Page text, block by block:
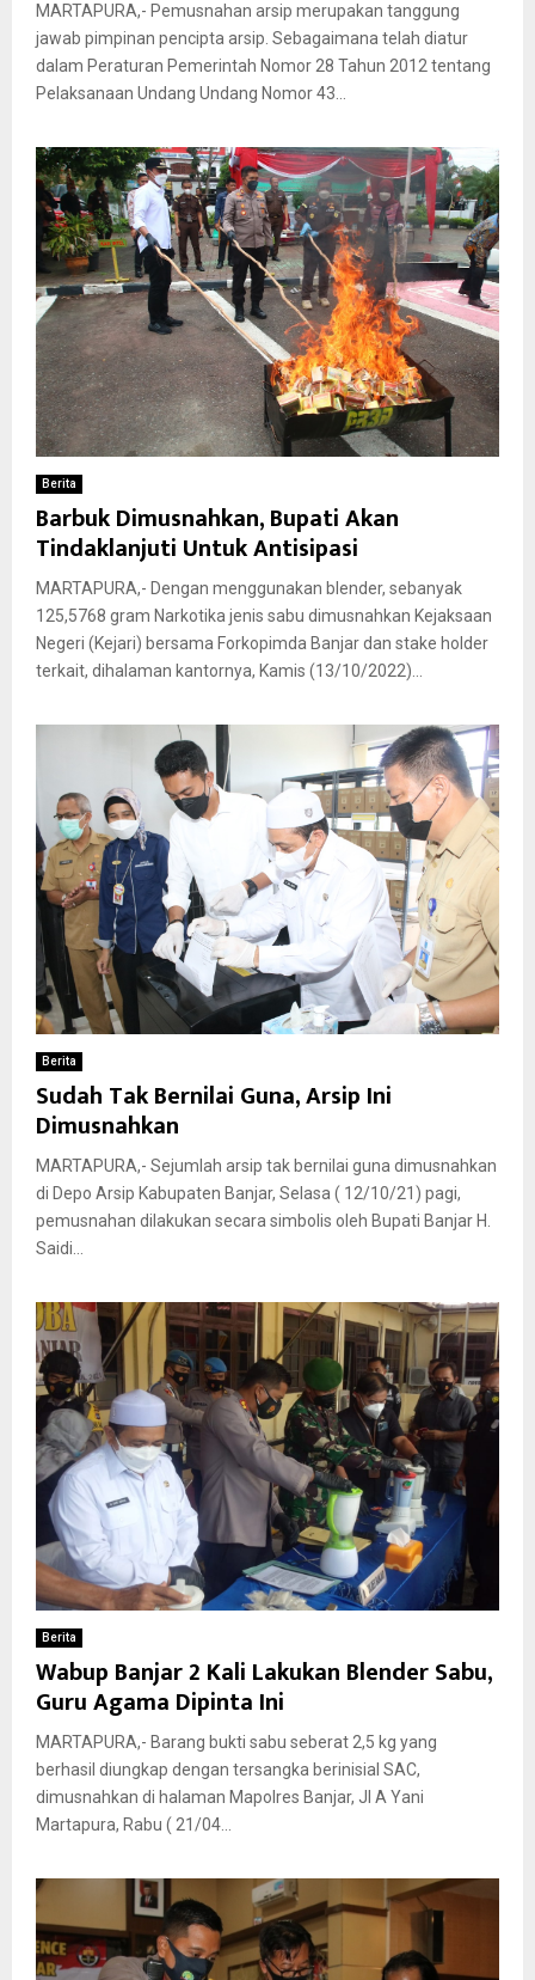
MARTAPURA,- Pemusnahan arsip merupakan tanggung
jawab pimpinan pencipta arsip. Sebagaimana telah diatur
dalam Peraturan Pemerintah Nomor 28 Tahun 2012 tentang
Pelaksanaan Undang Undang Nomor 43...
Berita
Barbuk Dimusnahkan, Bupati Akan
Tindaklanjuti Untuk Antisipasi
MARTAPURA,- Dengan menggunakan blender, sebanyak
125,5768 gram Narkotika jenis sabu dimusnahkan Kejaksaan
Negeri (Kejari) bersama Forkopimda Banjar dan stake holder
terkait, dihalaman kantornya, Kamis (13/10/2022)...
Berita
Sudah Tak Bernilai Guna, Arsip Ini
Dimusnahkan
MARTAPURA,- Sejumlah arsip tak bernilai guna dimusnahkan
di Depo Arsip Kabupaten Banjar, Selasa ( 12/10/21) pagi,
pemusnahan dilakukan secara simbolis oleh Bupati Banjar H.
Saidi...
Berita
Wabup Banjar 2 Kali Lakukan Blender Sabu,
Guru Agama Dipinta Ini
MARTAPURA,- Barang bukti sabu seberat 2,5 kg yang
berhasil diungkap dengan tersangka berinisial SAC,
dimusnahkan di halaman Mapolres Banjar, Jl A Yani
Martapura, Rabu ( 21/04...